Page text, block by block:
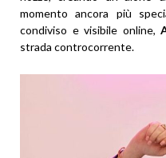
momento ancora più
condiviso e visibile online,
strada controcorrente.